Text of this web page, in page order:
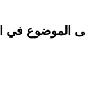
الموضوع في